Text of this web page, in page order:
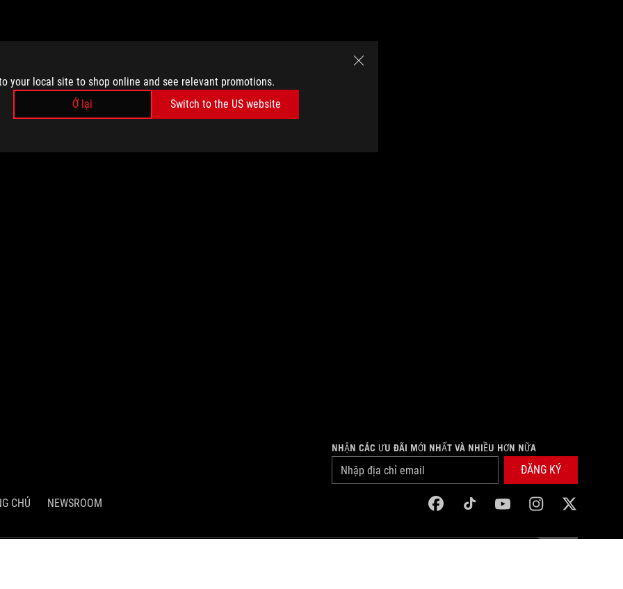
your local site to shop online and see relevant promotions.
Ở lại
Switch to the US website
NHẬN CÁC ƯU ĐÃI MỚI NHẤT VÀ NHIỀU HƠN NỮA
ĐĂNG KÝ
CHỦ NEWSROOM facebooktiktok youtubeinstagramtwitter